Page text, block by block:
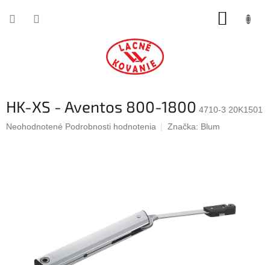
HK-XS - Aventos 800-1800 4710-3 20K1501
Priemerné
Neohodnotené Podrobnosti hodnotenia Značka: Blum